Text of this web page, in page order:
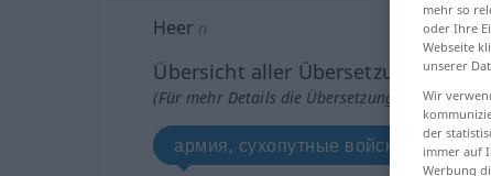
Heer n
Übersicht aller Übersetzungen
(Für mehr Details die Übersetzung anklicken/
армия, сухопутные войска
mehr so
oder Ihre
Webseite
unserer
Wir
der
immer auf
Werbung